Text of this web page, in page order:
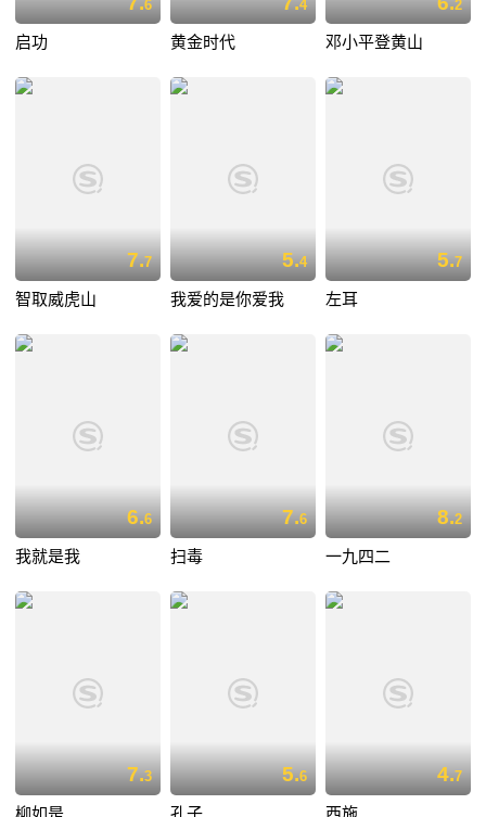
6
启功
4
黄金时代
2
邓小平登黄山
7.7
智取威虎山
5.4
我爱的是你爱我
5.7
左耳
6.6
我就是我
7.6
扫毒
8.2
一九四二
7.3 5.6 4.7